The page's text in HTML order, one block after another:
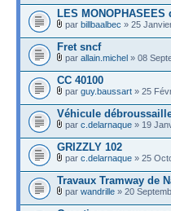
LES MONOPHASEES
par billbaalbec » 25
Fret sncf
par allain.michel » 08
CC 40100
par guy.baussart » 25
Véhicule
par c.delarnaque » 19
GRIZZLY 102
par c.delarnaque » 25
Travaux Tramway de
par wandrille » 20